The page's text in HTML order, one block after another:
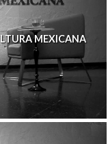
MEXICANA